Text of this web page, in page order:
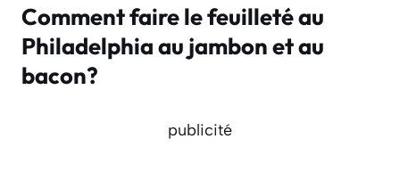
Comment faire le feuilleté au
Philadelphia au jambon et au
bacon?
publicité